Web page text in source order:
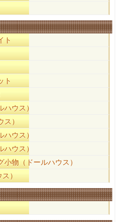
ト
ト
ウス）
）
ウス）
ウス）
物（ドールハウス）
）